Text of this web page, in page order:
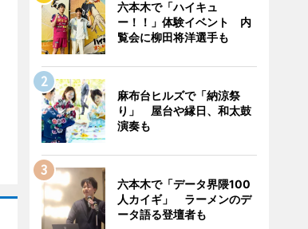
六本木で「ハイキュ
ー！！」体験イベント 内
覧会に柳田将洋選手も
麻布台ヒルズで「納涼祭
り」 屋台や縁日、和太鼓
演奏も
六本木で「データ界隈100
人カイギ」 ラーメンのデ
ータ語る登壇者も